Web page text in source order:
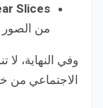
Slices:
من الصور
وفي النهاية، لا
الاجتماعي من